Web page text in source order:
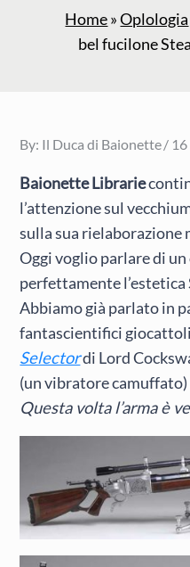
Home»Oplologia
bel fucilone
By: Il Duca di Baionette
Baionette Librarie
l’attenzione sul
sulla sua rielaborazione
Oggi voglio parlare di
perfettamente
Abbiamo già parlato in
fantascientifici giocattoli
Selectordi Lord
(un vibratore
Questa volta l’arma è